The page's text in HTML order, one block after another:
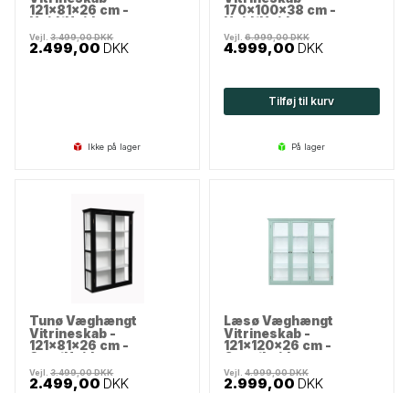
121x81x26 cm -
Hvid/Hvid
FORUDBESTIL
2.499,00 DKK
Vejl.3.499,00DKK
Ikke på lager
170x100x38 cm -
Hvid/Hvid
4.999,00 DKK
Vejl. 6.999,00DKK
Tilføj til kurv
på lager
Tunø Væghængt
Vitrineskab -
121x81x26 cm -
Sort/Hvid
FORUDBESTIL
2.499,00 DKK
Vejl.3.499,00DKK
Læsø Væghængt
Vitrineskab -
121x120x26 cm -
Grøn/hvid
2.999,00 DKK
Vejl. 4.999,00DKK